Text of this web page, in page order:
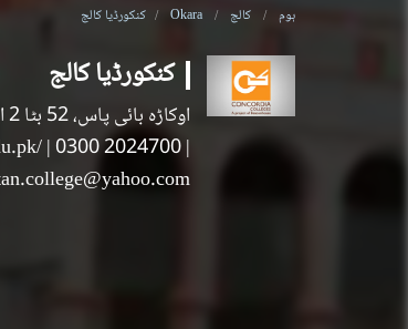
ہوم کالج Okara کنکورڈیا کالج
کنکورڈیا کالج
اوکاڑہ بائی پاس، 52 بٹا 2 ایل۔ اوکاڑہ۔
| 0300 2024700|